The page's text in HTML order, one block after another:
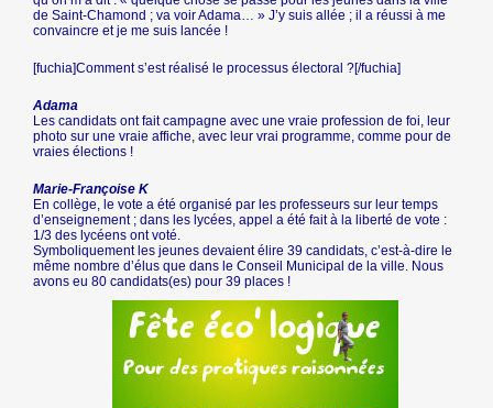
de Saint-Chamond ; va voir Adama… » J’y suis allée ; il a réussi à me
convaincre et je me suis lancée !
[fuchia]Comment s’est réalisé le processus électoral ?[/fuchia]
Adama
Les candidats ont fait campagne avec une vraie profession de foi, leur
photo sur une vraie affiche, avec leur vrai programme, comme pour de
vraies élections !
Marie-Françoise K
En collège, le vote a été organisé par les professeurs sur leur temps
d’enseignement ; dans les lycées, appel a été fait à la liberté de vote :
1/3 des lycéens ont voté.
Symboliquement les jeunes devaient élire 39 candidats, c’est-à-dire le
même nombre d’élus que dans le Conseil Municipal de la ville. Nous
avons eu 80 candidats(es) pour 39 places !